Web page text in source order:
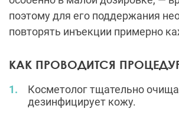
поэтому для его поддержания
повторять инъекции примерно
КАК ПРОВОДИТСЯ
Косметолог тщательно
дезинфицирует кожу.